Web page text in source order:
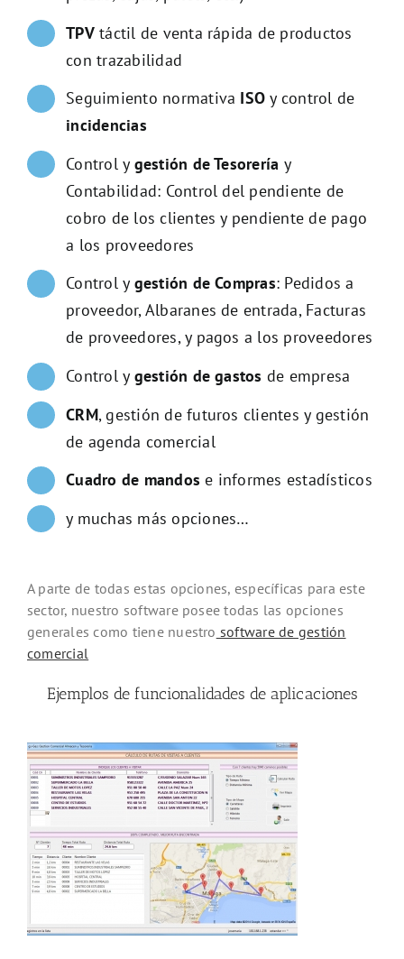
TPVtáctil de venta rápida de productos
con trazabilidad
Seguimiento normativa ISO y control de
incidencias
Control y gestión de Tesorería y
Contabilidad: Control del pendiente de
cobro de los clientes y pendiente de pago
a los proveedores
Control y gestión de Compras: Pedidos a
proveedor, Albaranes de entrada, Facturas
de proveedores, y pagos a los proveedores
Control y gestión de gastos de empresa
CRM, gestión de futuros clientes y gestión
de agenda comercial
Cuadro de mandos e informes estadísticos
y muchas más opciones…
A parte de todas estas opciones, específicas para este
sector, nuestro software posee todas las opciones
generales como tiene nuestro software de gestión
comercial
Ejemplos de funcionalidades de aplicaciones